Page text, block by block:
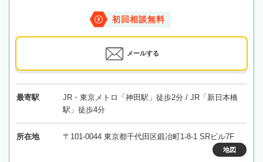
初回相談無料
メールする
最寄駅
JR・東京メトロ「神田駅」徒歩2分 / JR「新日本橋
駅」徒歩4分
所在地 〒101-0044 東京都千代田区鍛冶町1-8-1 SRビル7F
地図